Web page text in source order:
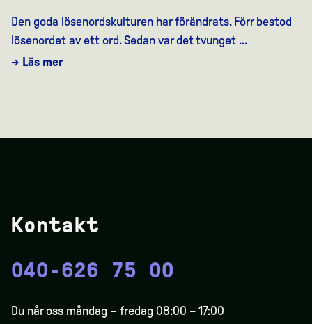
Den goda lösenordskulturen har förändrats. Förr bestod
lösenordet av ett ord. Sedan var det tvunget ...
→ Läs mer
Kontakt
040-626 75 00
Du når oss måndag – fredag 08:00 – 17:00